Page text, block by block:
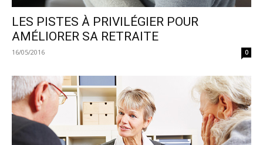
LES PISTES À PRIVILÉGIER POUR
AMÉLIORER SA RETRAITE
16/05/2016 0